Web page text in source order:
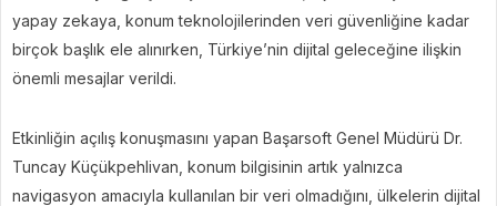
yapay zekaya, konum teknolojilerinden veri güvenliğine kadar
birçok başlık ele alınırken, Türkiye’nin dijital geleceğine ilişkin
önemli mesajlar verildi.
Etkinliğin açılış konuşmasını yapan Başarsoft Genel Müdürü Dr.
Tuncay Küçükpehlivan, konum bilgisinin artık yalnızca
navigasyon amacıyla kullanılan bir veri olmadığını, ülkelerin dijital